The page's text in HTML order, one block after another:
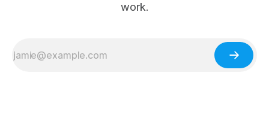
work.